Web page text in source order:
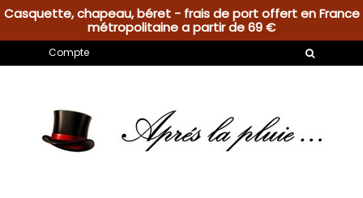
Casquette, chapeau, béret - frais de port offert en France
métropolitaine a partir de 69 €
Compte